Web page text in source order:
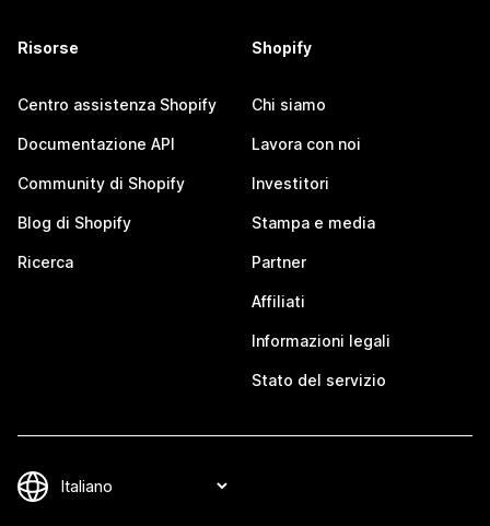
Risorse
Centro assistenza Shopify
Documentazione API
Community di Shopify
Blog di Shopify
Ricerca
Shopify
Chi siamo
Lavora con noi
Investitori
Stampa e media
Partner
Affiliati
Informazioni legali
Stato del servizio